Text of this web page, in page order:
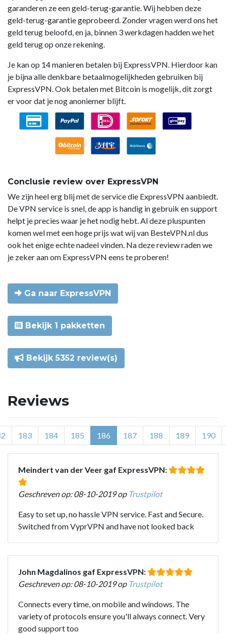
garanderen ze een geld-terug-garantie. Wij hebben deze
geld-terug-garantie geprobeerd. Zonder vragen werd ons het
geld terug beloofd, en ja, binnen 3 werkdagen hadden we het
geld terug op onze rekening.
Je kan op 14 manieren betalen bij ExpressVPN. Hierdoor kan
je bijna alle denkbare betaalmogelijkheden gebruiken bij
ExpressVPN. Ook betalen met Bitcoin is mogelijk, dit zorgt
er voor dat je nog anoniemer blijft.
Conclusie review over ExpressVPN
We zijn heel erg blij met de service die ExpressVPN aanbiedt.
De VPN service is snel, de app is handig in gebruik en support
helpt je precies waar je het nodig hebt. Al deze pluspunten
komen wel met een hoge prijs wat wij van BesteVPN.nl dus
ook het enige echte nadeel vinden. Na deze review raden we
je zeker aan om ExpressVPN eens te proberen!
Ga naar ExpressVPN
Bekijk 1 pakketten
Bekijk 5352 review(s)
Reviews
183 184 185 186 187 188 189 190
Meindert van der Veer gaf ExpressVPN:
Geschreven op: 08-10-2019 op Trustpilot
Easy to set up, no hassle VPN service. Fast and Secure.
Switched from VyprVPN and have not looked back
John Magdalinos gaf ExpressVPN:
Geschreven op: 08-10-2019 op Trustpilot
Connects every time, on mobile and windows. The
variety of protocols ensure you'll always connect. Very
good support too